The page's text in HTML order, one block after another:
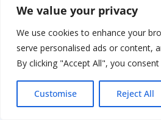
We value your privacy
We use cookies to enhance your
serve personalised ads or content,
By clicking "Accept All", you
Customise Reject All
были тогда, когда проходили
И мне больше не хотелось с
9
Часть наследства я оставил
свою жизнь. Остальное